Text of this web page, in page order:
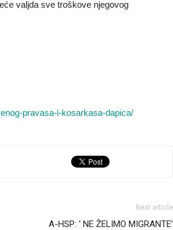
valjda sve troškove njegovog
pravasa-i-kosarkasa-dapica/
Next article
A-HSP: ‘ NE ŽELIMO MIGRANTE’